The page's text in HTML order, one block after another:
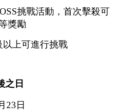
OSS挑戰活動，首次擊殺可
獎勵
以上可進行挑戰
之日
23 日